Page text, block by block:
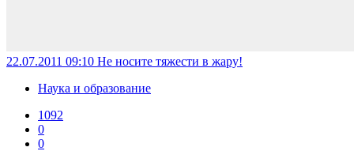
22.07.2011 09:10 Не носите тяжести в жару!
Наука и образование
1092
0
0